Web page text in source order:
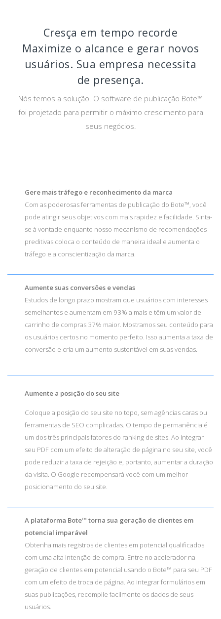
Cresça em tempo recorde
Maximize o alcance e gerar novos
usuários. Sua empresa necessita
de presença.
Nós temos a solução. O software de publicação Bote™
foi projetado para permitir o máximo crescimento para
seus negócios.
Gere mais tráfego e reconhecimento da marca
Com as poderosas ferramentas de publicação do Bote™, você
pode atingir seus objetivos com mais rapidez e facilidade. Sinta-
se à vontade enquanto nosso mecanismo de recomendações
preditivas coloca o conteúdo de maneira ideal e aumenta o
tráfego e a conscientização da marca.
Aumente suas conversões e vendas
Estudos de longo prazo mostram que usuários com interesses
semelhantes e aumentam em 93% a mais e têm um valor de
carrinho de compras 37% maior. Mostramos seu conteúdo para
os usuários certos no momento perfeito. Isso aumenta a taxa de
conversão e cria um aumento sustentável em suas vendas.
Aumente a posição do seu site
Coloque a posição do seu site no topo, sem agências caras ou
ferramentas de SEO complicadas. O tempo de permanência é
um dos três principais fatores do ranking de sites. Ao integrar
seu PDF com um efeito de alteração de página no seu site, você
pode reduzir a taxa de rejeição e, portanto, aumentar a duração
da visita. O Google recompensará você com um melhor
posicionamento do seu site.
A plataforma Bote™ torna sua geração de clientes em
potencial imparável
Obtenha mais registros de clientes em potencial qualificados
com uma alta intenção de compra. Entre no acelerador na
geração de clientes em potencial usando o Bote™ para seu PDF
com um efeito de troca de página. Ao integrar formulários em
suas publicações, recompile facilmente os dados de seus
usuários.